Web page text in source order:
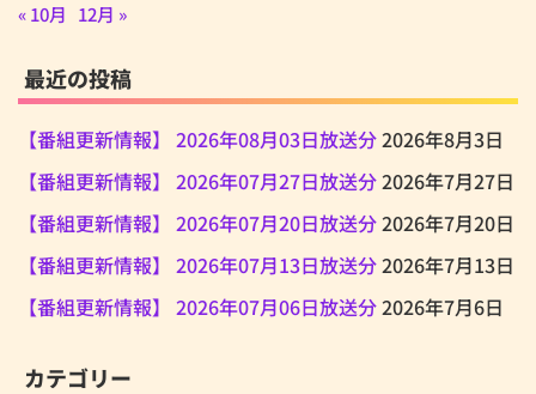
« 10月 12月 »
最近の投稿
【番組更新情報】 2026年08月03日放送分2026年8月3日
【番組更新情報】 2026年07月27日放送分2026年7月27日
【番組更新情報】 2026年07月20日放送分2026年7月20日
【番組更新情報】 2026年07月13日放送分2026年7月13日
【番組更新情報】 2026年07月06日放送分2026年7月6日
カテゴリー